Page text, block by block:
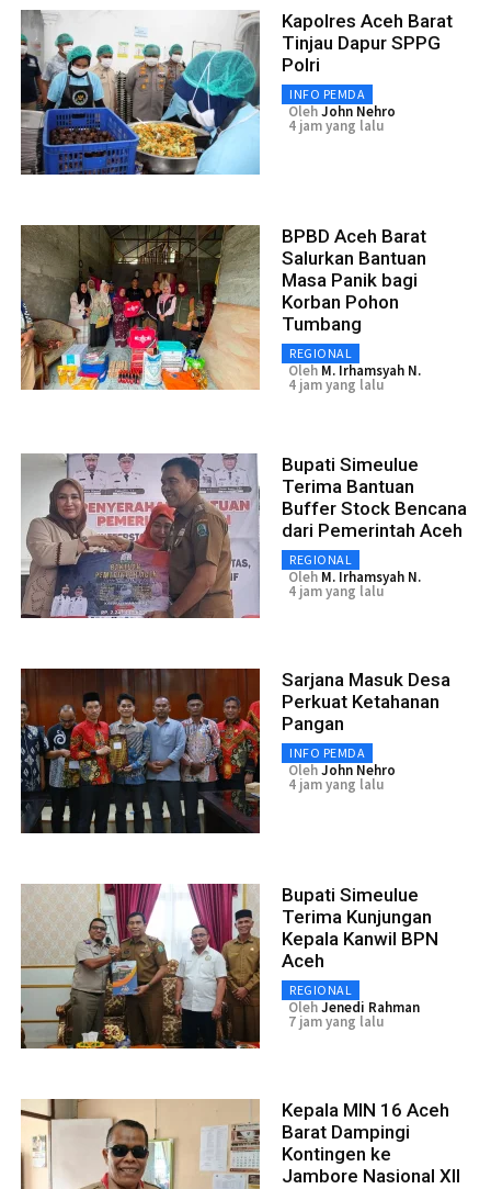
Kapolres Aceh Barat
Tinjau Dapur SPPG
Polri
INFO PEMDA
OlehJohn Nehro
4 jam yang lalu
BPBD Aceh Barat
Salurkan Bantuan
Masa Panik bagi
Korban Pohon
Tumbang
REGIONAL
Oleh M. Irhamsyah N.
4 jam yang lalu
Bupati Simeulue
Terima Bantuan
Buffer Stock Bencana
dari Pemerintah Aceh
REGIONAL
Oleh M. Irhamsyah N.
4 jam yang lalu
Sarjana Masuk Desa
Perkuat Ketahanan
Pangan
INFO PEMDA
OlehJohn Nehro
4 jam yang lalu
Bupati Simeulue
Terima Kunjungan
Kepala Kanwil BPN
Aceh
REGIONAL
OlehJenedi Rahman
7 jam yang lalu
Kepala MIN 16 Aceh
Barat Dampingi
Kontingen ke
Jambore Nasional XII